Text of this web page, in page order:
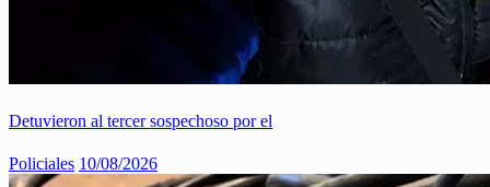
Detuvieron al tercer sospechoso por el
Policiales 10/08/2026